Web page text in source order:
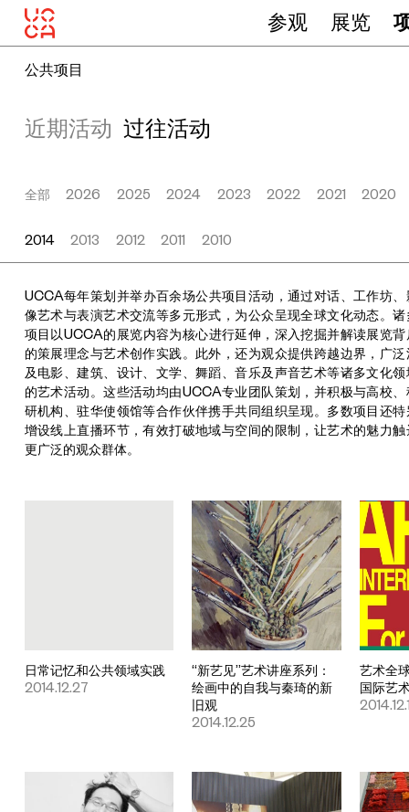
参观 展览
公共项目
近期活动 过往活动
全部 2026 2025 2024 2023 2022 2021 2020
2014 2013 2012 2011 2010
UCCA每年策划并举办百余场公共项目活动，通过对话、工作坊、
像艺术与表演艺术交流等多元形式，为公众呈现全球文化动态。诸
项目以UCCA的展览内容为核心进行延伸，深入挖掘并解读展览背
的策展理念与艺术创作实践。此外，还为观众提供跨越边界，广泛
及电影、建筑、设计、文学、舞蹈、音乐及声音艺术等诸多文化领
的艺术活动。这些活动均由UCCA专业团队策划，并积极与高校、
研机构、驻华使领馆等合作伙伴携手共同组织呈现。多数项目还特
增设线上直播环节，有效打破地域与空间的限制，让艺术的魅力触
更广泛的观众群体。
日常记忆和公共领域实践
2014.12.27
“新艺见”艺术讲座系列：
绘画中的自我与秦琦的新
旧观
2014.12.25
艺术全
国际艺